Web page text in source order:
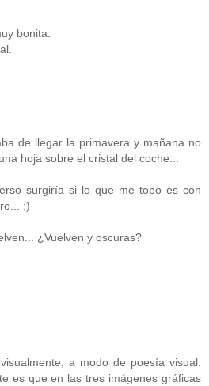
bonita.
de llegar la primavera y mañana no
hoja sobre el cristal del coche...
surgiría si lo que me topo es con
:)
¿Vuelven y oscuras?
a modo de poesía visual.
es que en las tres imágenes gráficas